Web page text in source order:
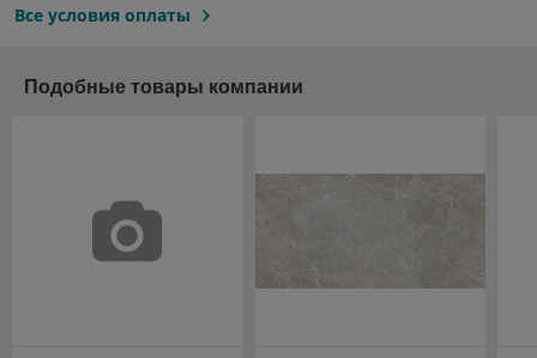
Все условия оплаты
Подобные товары компании